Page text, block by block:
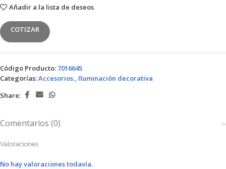
Añadir a la lista de deseos
COTIZAR
Código Producto: 7016645
Categorías:Accesorios., Iluminación decorativa
Share:
Comentarios (0)
Valoraciones
No hay valoraciones todavía.